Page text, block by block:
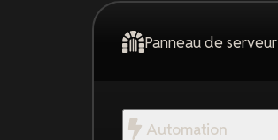
Panneau de serveur
Automation